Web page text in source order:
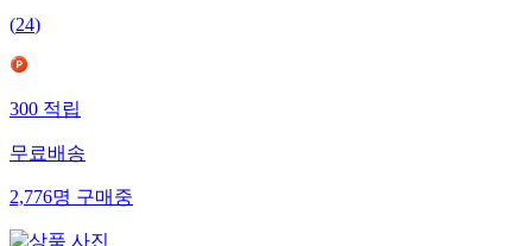
(24)
300적립
무료배송
2,776명구매중